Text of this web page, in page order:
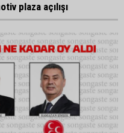
plaza açılışı